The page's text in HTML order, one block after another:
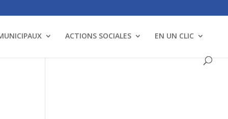
ACTIONS SOCIALES EN UN CLIC